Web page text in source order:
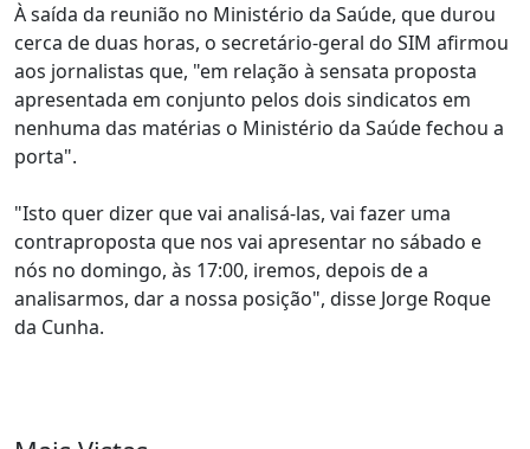
À saída da reunião no Ministério da Saúde, que durou
cerca de duas horas, o secretário-geral do SIM afirmou
aos jornalistas que, "em relação à sensata proposta
apresentada em conjunto pelos dois sindicatos em
nenhuma das matérias o Ministério da Saúde fechou a
porta".
"Isto quer dizer que vai analisá-las, vai fazer uma
contraproposta que nos vai apresentar no sábado e
nós no domingo, às 17:00, iremos, depois de a
analisarmos, dar a nossa posição", disse Jorge Roque
da Cunha.